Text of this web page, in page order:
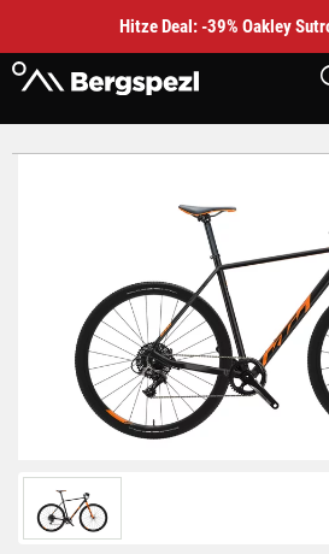
Hitze Deal: -39% Oakley